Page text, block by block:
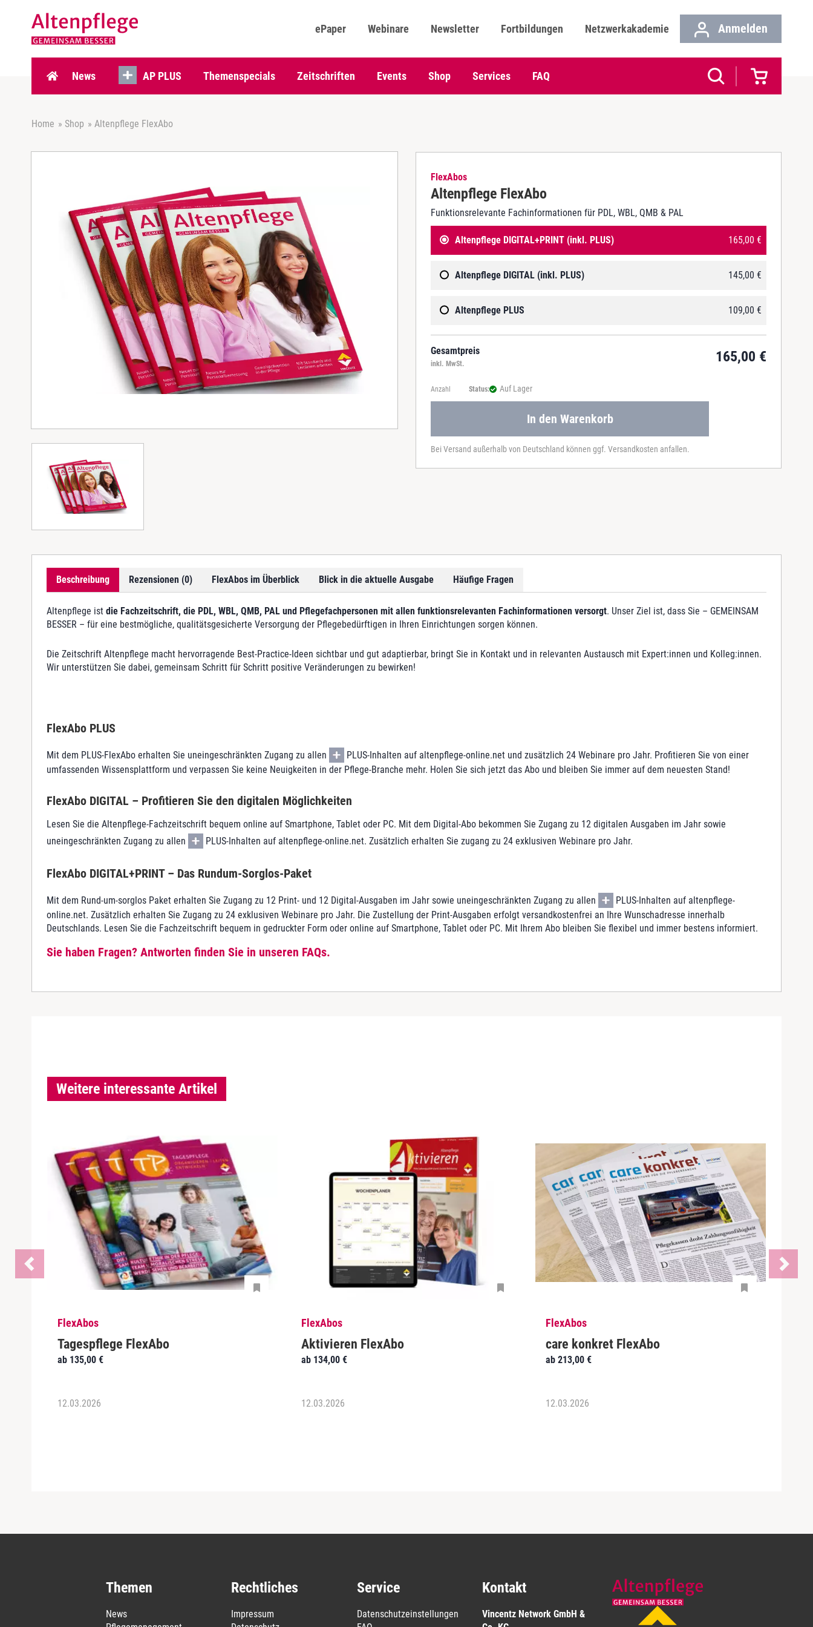
ePaper Webinare Newsletter Fortbildungen Netzwerkakademie Anmelden
News AP PLUS Themenspecials Zeitschriften Events Shop Services FAQ
Home » Shop » Altenpflege FlexAbo
FlexAbos
Altenpflege FlexAbo
Funktionsrelevante Fachinformationen für PDL, WBL, QMB & PAL
Altenpflege DIGITAL+PRINT (inkl. PLUS) 165,00 €
Altenpflege DIGITAL (inkl. PLUS) 145,00 €
Altenpflege PLUS 109,00 €
Gesamtpreis 165,00 €
inkl. MwSt.
Anzahl Status: Auf Lager
In den Warenkorb
Bei Versand außerhalb von Deutschland können ggf. Versandkosten anfallen.
Beschreibung Rezensionen (0) FlexAbos im Überblick Blick in die aktuelle Ausgabe Häufige Fragen
Altenpflege ist die Fachzeitschrift, die PDL, WBL, QMB, PAL und Pflegefachpersonen mit allen funktionsrelevanten Fachinformationen versorgt. Unser Ziel ist, dass Sie – GEMEINSAM
BESSER – für eine bestmögliche, qualitätsgesicherte Versorgung der Pflegebedürftigen in Ihren Einrichtungen sorgen können.
Die Zeitschrift Altenpflege macht hervorragende Best-Practice-Ideen sichtbar und gut adaptierbar, bringt Sie in Kontakt und in relevanten Austausch mit Expert:innen und Kolleg:innen.
Wir unterstützen Sie dabei, gemeinsam Schritt für Schritt positive Veränderungen zu bewirken!
FlexAbo PLUS
Mit dem PLUS-FlexAbo erhalten Sie uneingeschränkten Zugang zu allen
PLUS-Inhalten auf altenpflege-online.net und zusätzlich 24 Webinare pro Jahr. Profitieren Sie von einer
umfassenden Wissensplattform und verpassen Sie keine Neuigkeiten in der Pflege-Branche mehr. Holen Sie sich jetzt das Abo und bleiben Sie immer auf dem neuesten Stand!
FlexAbo DIGITAL – Profitieren Sie den digitalen Möglichkeiten
Lesen Sie die Altenpflege-Fachzeitschrift bequem online auf Smartphone, Tablet oder PC. Mit dem Digital-Abo bekommen Sie Zugang zu 12 digitalen Ausgaben im Jahr sowie
uneingeschränkten Zugang zu allen
PLUS-Inhalten auf altenpflege-online.net. Zusätzlich erhalten Sie zugang zu 24 exklusiven Webinare pro Jahr.
FlexAbo DIGITAL+PRINT – Das Rundum-Sorglos-Paket
Mit dem Rund-um-sorglos Paket erhalten Sie Zugang zu 12 Print- und 12 Digital-Ausgaben im Jahr sowie uneingeschränkten Zugang zu allen
PLUS-Inhalten auf altenpflege-
online.net. Zusätzlich erhalten Sie Zugang zu 24 exklusiven Webinare pro Jahr. Die Zustellung der Print-Ausgaben erfolgt versandkostenfrei an Ihre Wunschadresse innerhalb
Deutschlands. Lesen Sie die Fachzeitschrift bequem in gedruckter Form oder online auf Smartphone, Tablet oder PC. Mit Ihrem Abo bleiben Sie flexibel und immer bestens informiert.
Sie haben Fragen? Antworten finden Sie in unseren FAQs.
Weitere interessante Artikel
FlexAbos
Tagespflege FlexAbo
ab 135,00 €
12.03.2026
FlexAbos
Aktivieren FlexAbo
ab 134,00€
12.03.2026
FlexAbos
care konkret FlexAbo
ab 213,00 €
12.03.2026
Themen
News
Rechtliches
Impressum
Service
Datenschutzeinstellungen
Kontakt
Vincentz Network GmbH &